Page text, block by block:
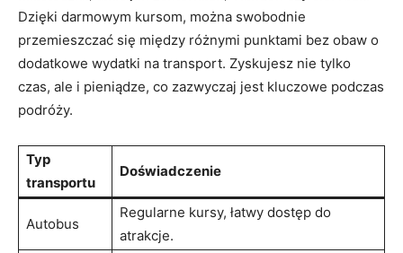
Dzięki darmowym kursom, można ⁢swobodnie⁤
przemieszczać się między różnymi punktami bez ⁣obaw o
dodatkowe ⁣wydatki na transport.⁣ Zyskujesz nie tylko
czas, ale i pieniądze, co zazwyczaj⁢ jest ​kluczowe⁣ podczas
podróży.
Typ
transportu
Doświadczenie
Autobus
Regularne kursy, łatwy dostęp do
atrakcje.